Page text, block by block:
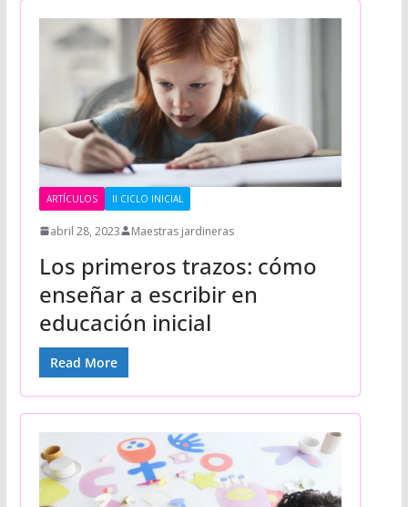
ARTÍCULOS II CICLO INICIAL
abril 28, 2023 Maestras jardineras
Los primeros trazos: cómo
enseñar a escribir en
educación inicial
Read More